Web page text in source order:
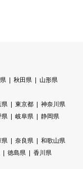
秋田県
山形県
県 東京都
神奈川県
県 岐阜県
静岡県
県 奈良県
和歌山県
徳島県
香川県